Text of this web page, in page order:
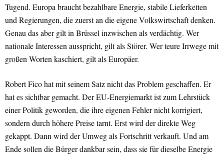
Tugend. Europa braucht bezahlbare Energie, stabile Lieferketten
und Regierungen, die zuerst an die eigene Volkswirtschaft denken.
Genau das aber gilt in Brüssel inzwischen als verdächtig. Wer
nationale Interessen ausspricht, gilt als Störer. Wer teure Irrwege mit
großen Worten kaschiert, gilt als Europäer.
Robert Fico hat mit seinem Satz nicht das Problem geschaffen. Er
hat es sichtbar gemacht. Der EU-Energiemarkt ist zum Lehrstück
einer Politik geworden, die ihre eigenen Fehler nicht korrigiert,
sondern durch höhere Preise tarnt. Erst wird der direkte Weg
gekappt. Dann wird der Umweg als Fortschritt verkauft. Und am
Ende sollen die Bürger dankbar sein, dass sie für dieselbe Energie